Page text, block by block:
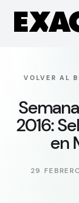
VOLVER AL
2016:
en
29